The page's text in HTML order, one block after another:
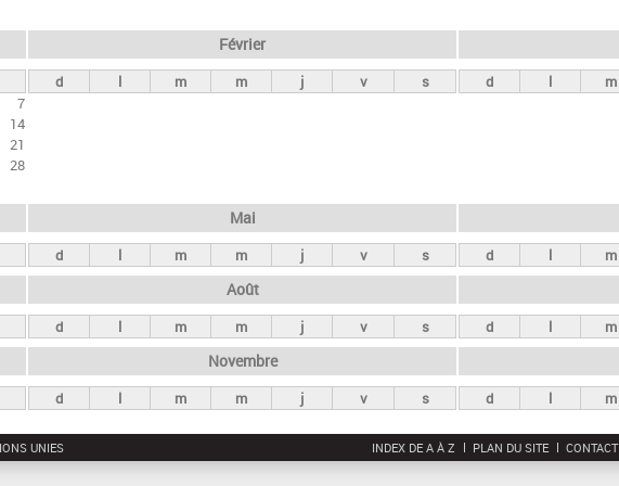
r
c
7
14
21
28
Février
d l m m j v s d l m
Mai
d l m m j v s d l m
Août
d l m m j v s d l m
Novembre
d l m m j v s d l m
UNIES INDEX DE A À Z PLAN DU SITE CONTACT